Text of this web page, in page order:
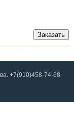
+7(910)458-74-68